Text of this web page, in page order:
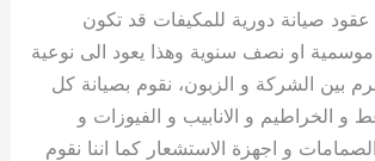
صيانة دورية للمكيفات قد تكون
موسمية او نصف سنوية وهذا يعود الى نوعية
بين الشركة و الزبون، نقوم بصيانة كل
و الخراطيم و الانابيب و الفيوزات و
الصمامات و اجهزة الاستشعار كما اننا نقوم